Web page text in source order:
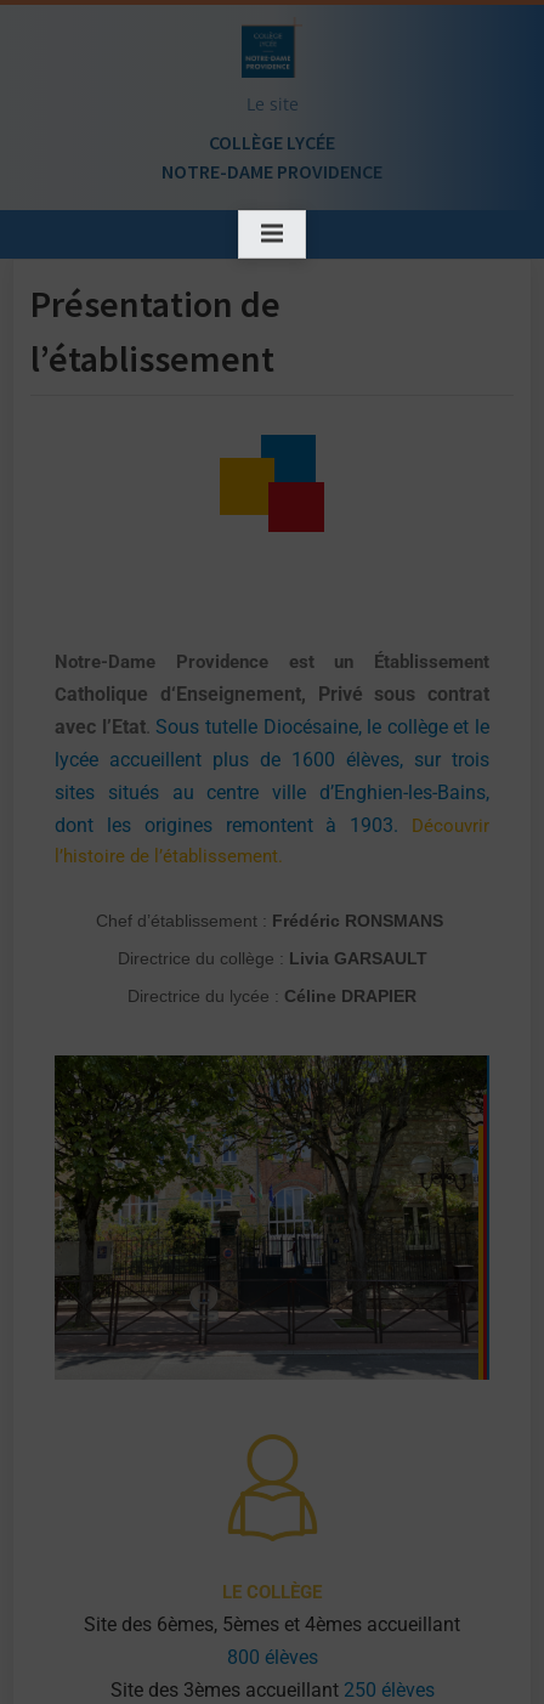
Le site
COLLÈGE LYCÉE
NOTRE-DAME PROVIDENCE
Présentation de
l’établissement
Notre-Dame Providence est un Établissement
Catholique d‘Enseignement, Privé sous contrat
avec l’Etat. Sous tutelle Diocésaine, le collège et le
lycée accueillent plus de 1600 élèves, sur trois
sites situés au centre ville d’Enghien-les-Bains,
dont les origines remontent à 1903. Découvrir
l’histoire de l’établissement.
Chef d’établissement : Frédéric RONSMANS
Directrice du collège : Livia GARSAULT
Directrice du lycée : Céline DRAPIER
LE COLLÈGE
Site des 6èmes, 5èmes et 4èmes accueillant
800 élèves
Site des 3èmes accueillant250 élèves